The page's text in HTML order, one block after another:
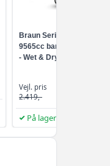
Braun Series 9 Pro+
9565cc barbermaskine
- Wet & Dry, sølv
Vejl. pris
2.419,-
På lager